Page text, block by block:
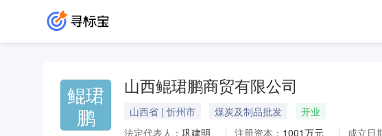
鲲珺
鹏
山西鲲珺鹏商贸有限公司
山西省 | 忻州市 煤炭及制品批发
开业
法定代表人： 巩建明 注册资本： 1001万元 成立日